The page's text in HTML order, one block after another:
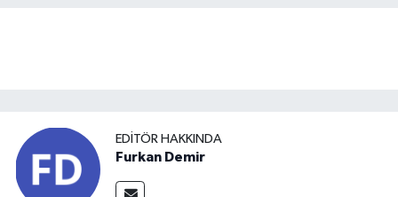
EDITÖR HAKKINDA
Furkan Demir